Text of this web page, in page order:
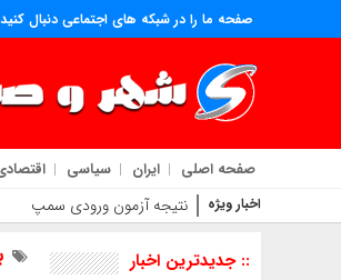
صفحه ما را در شبکه های اجتماعی دنبال کنید
صفحه اصلی ایران سیاسی
اخبار ویژه نتیجه آزمون ورودی سمپاد سال ۱۴۰۵ اعلام شد
:: جدیدترین اخبار